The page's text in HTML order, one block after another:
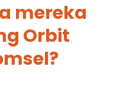
mereka
Orbit